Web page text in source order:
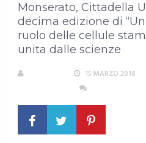
Monserato, Cittadella
decima edizione di
ruolo delle cellule
unita dalle scienze
15 MARZO 2018